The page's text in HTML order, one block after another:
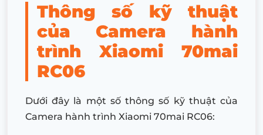
Thông số kỹ thuật
của Camera hành
trình Xiaomi 70mai
RC06
Dưới đây là một số thông số kỹ thuật của
Camera hành trình Xiaomi 70mai RC06: